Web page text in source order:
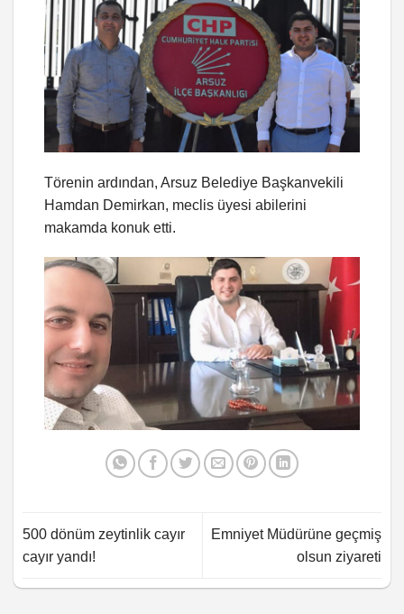
Törenin ardından, Arsuz Belediye Başkanvekili
Hamdan Demirkan, meclis üyesi abilerini
makamda konuk etti.
500 dönüm zeytinlik cayır
cayır yandı!
Emniyet Müdürüne geçmiş
olsun ziyareti